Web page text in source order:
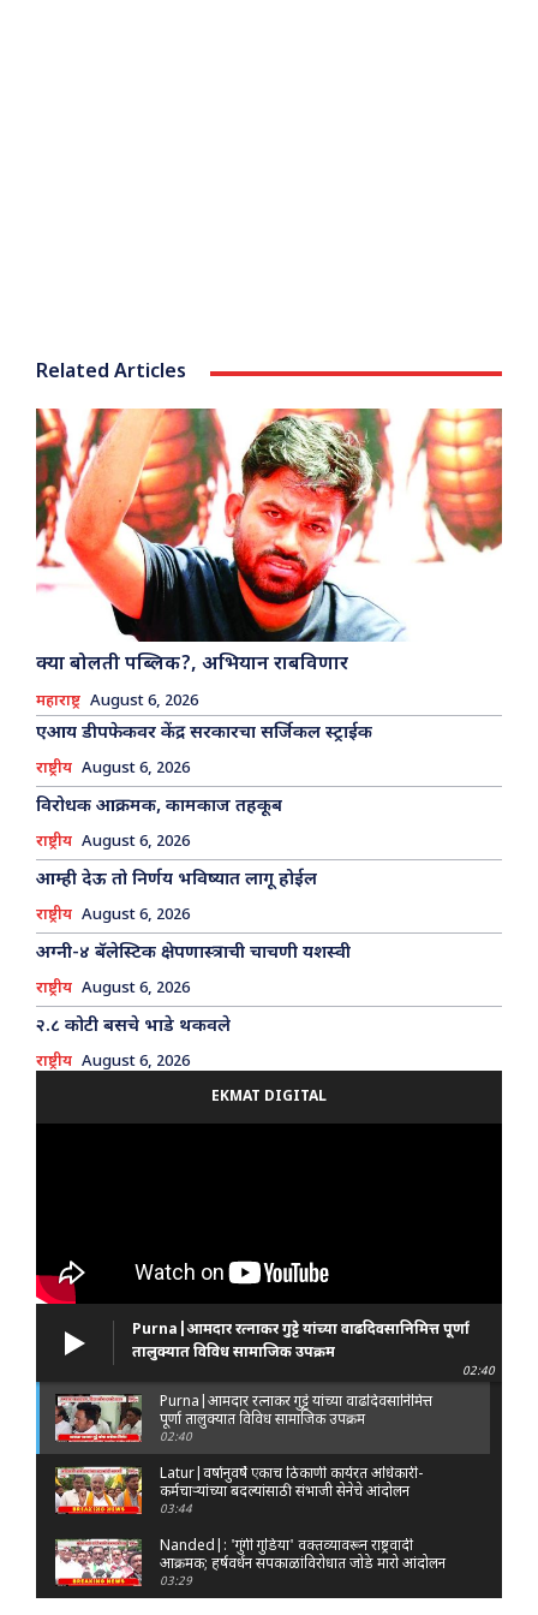
Related Articles
क्या बोलती पब्लिक?, अभियान राबविणार
महाराष्ट्र August 6, 2026
एआय डीपफेकवर केंद्र सरकारचा सर्जिकल स्ट्राईक
राष्ट्रीय August 6, 2026
विरोधक आक्रमक, कामकाज तहकूब
राष्ट्रीय August 6, 2026
आम्ही देऊ तो निर्णय भविष्यात लागू होईल
राष्ट्रीय August 6, 2026
अग्नी-४ बॅलेस्टिक क्षेपणास्त्राची चाचणी यशस्वी
राष्ट्रीय August 6, 2026
२.८ कोटी बसचे भाडे थकवले
राष्ट्रीय August 6, 2026
EKMAT DIGITAL
Purna|आमदार रत्नाकर गुट्टे यांच्या वाढदिवसानिमित्त पूर्णा
तालुक्यात विविध सामाजिक उपक्रम
02:40
Purna|आमदार रत्नाकर गुट्टे यांच्या वाढदिवसानिमित्त
पूर्णा तालुक्यात विविध सामाजिक उपक्रम
02:40
Latur|वर्षानुवर्षे एकाच ठिकाणी कार्यरत अधिकारी-
कर्मचाऱ्यांच्या बदल्यांसाठी संभाजी सेनेचे आंदोलन
03:44
Nanded|: 'गुंगी गुडिया' वक्तव्यावरून राष्ट्रवादी
आक्रमक; हर्षवर्धन सपकाळांविरोधात जोडे मारो आंदोलन
03:29